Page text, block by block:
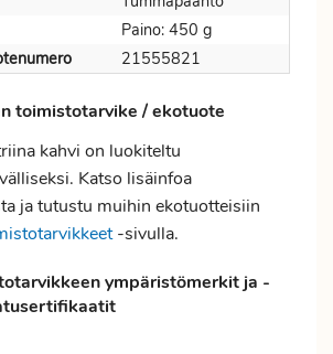
Paino: 450 g
21555821
toimistotarvike / ekotuote
kahvi on luokiteltu
Katso lisäinfoa
ja tutustu muihin ekotuotteisiin
-sivulla.
ympäristömerkit ja -